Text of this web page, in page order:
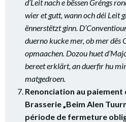
d’Leit nach e bëssen Gréngs
wier et gutt, wann och déi Leit
ënnerstëtzt ginn.
duerno kucke mer, ob mer
opmaachen. Dozou huet
bereet erklärt, an duerfir hu
matgedroen.
Renonciation au paiement
Brasserie „Beim Alen
période de fermeture